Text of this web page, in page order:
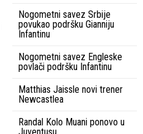
Nogometni savez Srbije
povukao podršku Gianniju
Infantinu
Nogometni savez Engleske
povlači podršku Infantinu
Matthias Jaissle novi trener
Newcastlea
Randal Kolo Muani ponovo u